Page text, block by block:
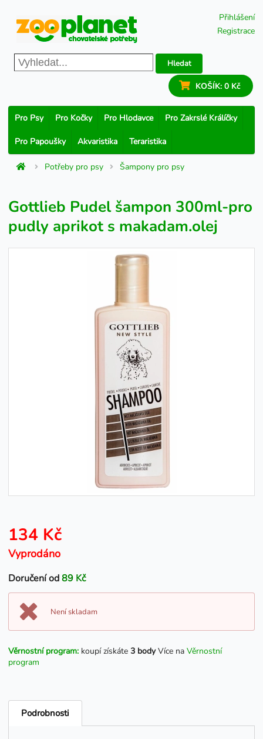
Přihlášení
Registrace
Hledat
KOŠÍK: 0 Kč
Pro Psy Pro Kočky Pro Hlodavce Pro Zakrslé Králíčky
Pro Papoušky Akvaristika Teraristika
Potřeby pro psy Šampony pro psy
Gottlieb Pudel šampon 300ml-pro
pudly aprikot s makadam.olej
134 Kč
Vyprodáno
Doručení od89 Kč
Není skladam
Věrnostní program: koupí získáte 3 bodyVíce na Věrnostní
program
Podrobnosti